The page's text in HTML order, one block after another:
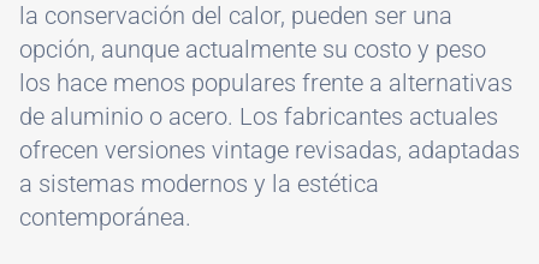
la conservación del calor, pueden ser una
opción, aunque actualmente su costo y peso
los hace menos populares frente a alternativas
de aluminio o acero. Los fabricantes actuales
ofrecen versiones vintage revisadas, adaptadas
a sistemas modernos y la estética
contemporánea.